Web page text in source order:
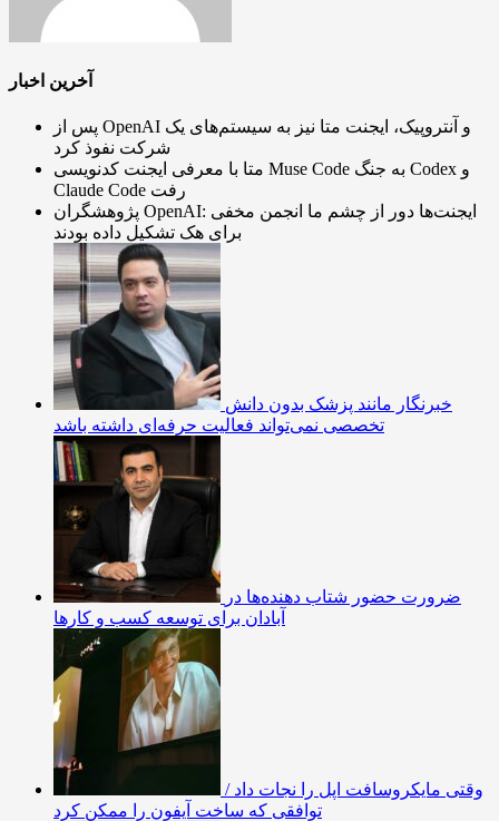
آخرین اخبار
پس از OpenAI و آنتروپیک، ایجنت متا نیز به سیستم‌های یک
شرکت نفوذ کرد
متا با معرفی ایجنت کدنویسی Muse Code به جنگ Codex و
Claude Code رفت
پژوهشگران OpenAI: ایجنت‌ها دور از چشم ما انجمن مخفی
برای هک تشکیل داده بودند
خبرنگار مانند پزشک بدون دانش
تخصصی نمی‌تواند فعالیت حرفه‌ای داشته باشد
ضرورت حضور شتاب ‌دهنده‌ها در
آبادان برای توسعه کسب‌ و کارها
وقتی مایکروسافت اپل را نجات داد /
توافقی که ساخت آیفون را ممکن کرد